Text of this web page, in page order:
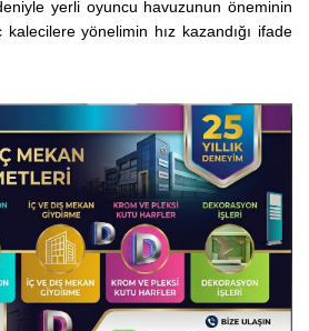
yerli oyuncu havuzunun öneminin
yönelimin hız kazandığı ifade